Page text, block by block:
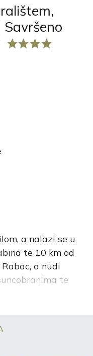
a nalazi se u
te 10 km od
a nudi
te
prostranom tuš
i kuhinju s
pećnicom.